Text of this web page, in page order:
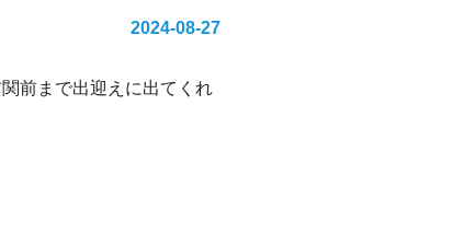
2024-08-27
前まで出迎えに出てくれ